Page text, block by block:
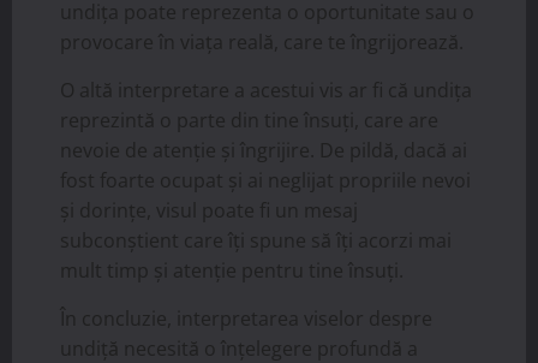
undița poate reprezenta o oportunitate sau o
provocare în viața reală, care te îngrijorează.
O altă interpretare a acestui vis ar fi că undița
reprezintă o parte din tine însuți, care are
nevoie de atenție și îngrijire. De pildă, dacă ai
fost foarte ocupat și ai neglijat propriile nevoi
și dorințe, visul poate fi un mesaj
subconștient care îți spune să îți acorzi mai
mult timp și atenție pentru tine însuți.
În concluzie, interpretarea viselor despre
undiță necesită o înțelegere profundă a